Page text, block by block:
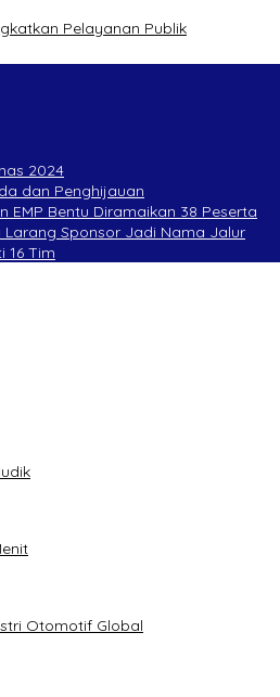
Pelayanan Publik
2024
dan Penghijauan
EMP Bentu Diramaikan 38 Peserta
Sponsor Jadi Nama Jalur
16 Tim
Otomotif Global